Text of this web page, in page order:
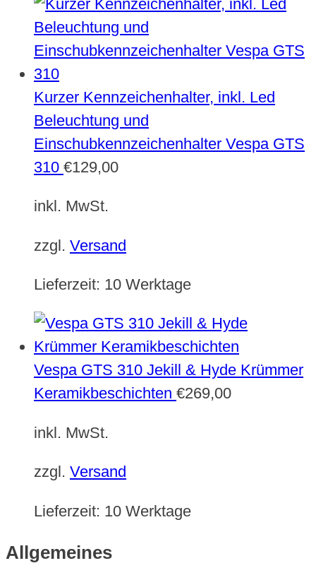
Kurzer Kennzeichenhalter, inkl. Led
Beleuchtung und
Einschubkennzeichenhalter Vespa GTS
310 €129,00
inkl. MwSt.
zzgl. Versand
Lieferzeit: 10 Werktage
Vespa GTS 310 Jekill & Hyde Krümmer
Keramikbeschichten €269,00
inkl. MwSt.
zzgl. Versand
Lieferzeit: 10 Werktage
Allgemeines